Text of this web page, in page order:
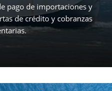
pago de importaciones y
de crédito y cobranzas